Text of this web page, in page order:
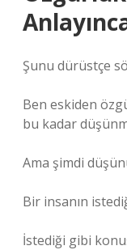
Şunu dürüstçe
Ben eskiden
bu kadar
Ama şimdi
Bir insanın
İstediği gibi